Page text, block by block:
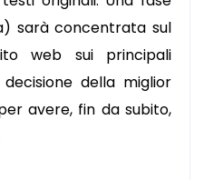
sarà concentrata sul
web sui principali
della miglior
avere, fin da subito,